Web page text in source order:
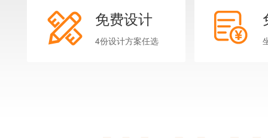
免费设计
4份设计方案任选